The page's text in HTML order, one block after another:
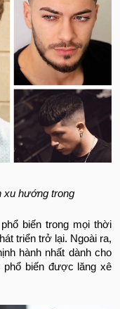
xu hướng trong
biến trong mọi thời
triển trở lại. Ngoài ra,
hành nhất dành cho
biến được lăng xê